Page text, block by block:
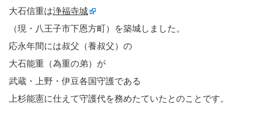
大石信重は浄福寺城
（現・八王子市下恩方町）を築城しました。
応永年間には叔父（養叔父）の
大石能重（為重の弟）が
武蔵・上野・伊豆各国守護である
上杉能憲に仕えて守護代を務めたていたとのことです。